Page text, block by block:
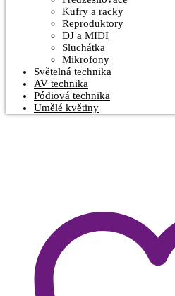
Kufry a racky
Reproduktory
DJ a MIDI
Sluchátka
Mikrofony
Světelná technika
AV technika
Pódiová technika
Umělé květiny